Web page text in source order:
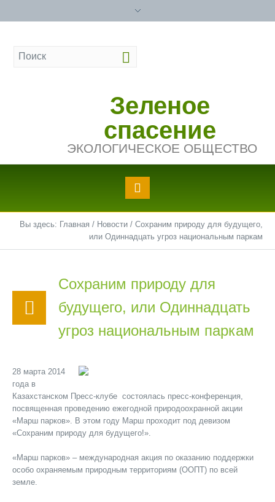
Зеленое
спасение
ЭКОЛОГИЧЕСКОЕ ОБЩЕСТВО
Вы здесь: Главная / Новости / Сохраним природу для будущего,
или Одиннадцать угроз национальным паркам
Сохраним природу для
будущего, или Одиннадцать
угроз национальным паркам
28 марта 2014
года в
Казахстанском Пресс-клубе состоялась пресс-конференция,
посвященная проведению ежегодной природоохранной акции
«Марш парков». В этом году Марш проходит под девизом
«Сохраним природу для будущего!».
«Марш парков» – международная акция по оказанию поддержки
особо охраняемым природным территориям (ООПТ) по всей
земле.